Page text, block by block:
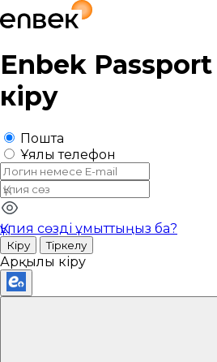
Enbek Passport
кіру
Пошта
Ұялы телефон
Құпия сөзді ұмыттыңыз ба?
Кіру Тіркелу
Арқылы кіру